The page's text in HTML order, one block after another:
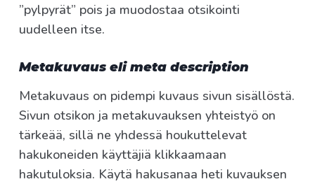
”pylpyrät” pois ja muodostaa otsikointi
uudelleen itse.
Metakuvaus eli meta description
Metakuvaus on pidempi kuvaus sivun sisällöstä.
Sivun otsikon ja metakuvauksen yhteistyö on
tärkeää, sillä ne yhdessä houkuttelevat
hakukoneiden käyttäjiä klikkaamaan
hakutuloksia. Käytä hakusanaa heti kuvauksen